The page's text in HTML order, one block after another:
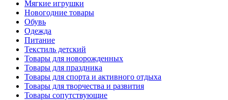
Мягкие игрушки
Новогодние товары
Обувь
Одежда
Питание
Текстиль детский
Товары для новорожденных
Товары для праздника
Товары для спорта и активного отдыха
Товары для творчества и развития
Товары сопутствующие